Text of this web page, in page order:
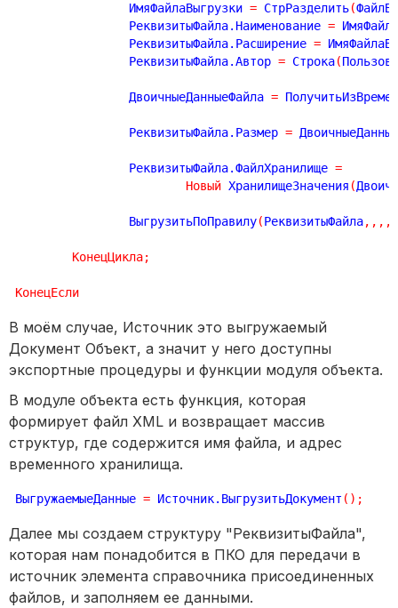
		ИмяФайлаВыгрузки
= СтрРазделить(
		РеквизитыФайла.Наименование
=
		РеквизитыФайла.Расширение
=
		РеквизитыФайла.Автор
= Строка(
		ДвоичныеДанныеФайла
=
		РеквизитыФайла.Размер
=
		РеквизитыФайла.ФайлХранилище
=
Новый ХранилищеЗначения (
		ВыгрузитьПоПравилу
(РеквизитыФайла, , , ,
КонецЦикла;
КонецЕсли
В моём случае, Источник это выгружаемый
Документ Объект, а значит у него доступны
экспортные процедуры и функции модуля объекта.
В модуле объекта есть функция, которая
формирует файл XML и возвращает массив
структур, где содержится имя файла, и адрес
временного хранилища.
ВыгружаемыеДанные = Источник.ВыгрузитьДокумент ( ) ;
Далее мы создаем структуру "РеквизитыФайла",
которая нам понадобится в ПКО для передачи в
источник элемента справочника присоединенных
файлов, и заполняем ее данными.